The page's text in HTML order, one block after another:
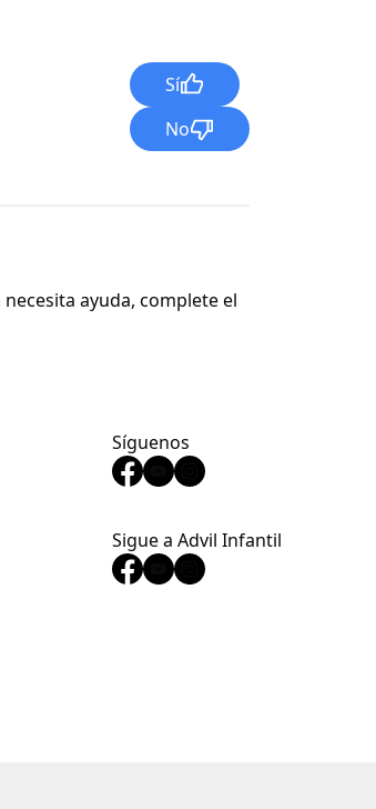
Sí
No
ayuda, complete el
Síguenos
Sigue a Advil Infantil